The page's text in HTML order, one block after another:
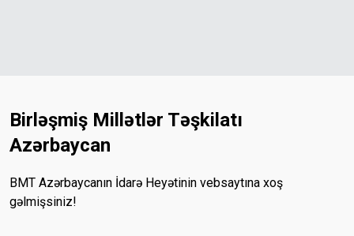
Birləşmiş Millətlər Təşkilatı
Azərbaycan
BMT Azərbaycanın İdarə Heyətinin vebsaytına xoş
gəlmişsiniz!